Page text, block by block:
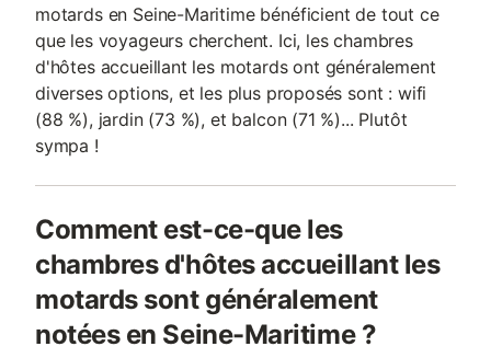
motards en Seine-Maritime bénéficient de tout ce
que les voyageurs cherchent. Ici, les chambres
d'hôtes accueillant les motards ont généralement
diverses options, et les plus proposés sont : wifi
(88 %), jardin (73 %), et balcon (71 %)... Plutôt
sympa !
Comment est-ce-que les
chambres d'hôtes accueillant les
motards sont généralement
notées en Seine-Maritime ?